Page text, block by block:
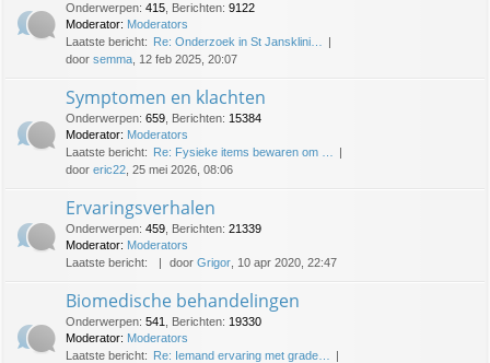
Onderwerpen: 415 Berichten: 9122
Moderator: Moderators
Laatste bericht: Re: Onderzoek in St Jansklini…
door semma , 12 feb 2025, 20:07
Symptomen en klachten
Onderwerpen: 659 Berichten: 15384
Moderator: Moderators
Laatste bericht: Re: Fysieke items bewaren om …
door eric22 , 25 mei 2026, 08:06
Ervaringsverhalen
Onderwerpen: 459 Berichten: 21339
Moderator: Moderators
Laatste bericht:
door Grigor , 10 apr 2020, 22:47
Biomedische behandelingen
Onderwerpen: 541 Berichten: 19330
Moderator: Moderators
Laatste bericht: Re: Iemand ervaring met grade…